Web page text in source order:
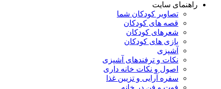
راهنمای سایت
تصاویر کودکان شما
قصه های کودکان
شعرهای کودکان
بازی های کودکان
آشپزی
نکات و ترفندهای آشپزی
اصول و نکات خانه داری
سفره آرایی و تزیین غذا